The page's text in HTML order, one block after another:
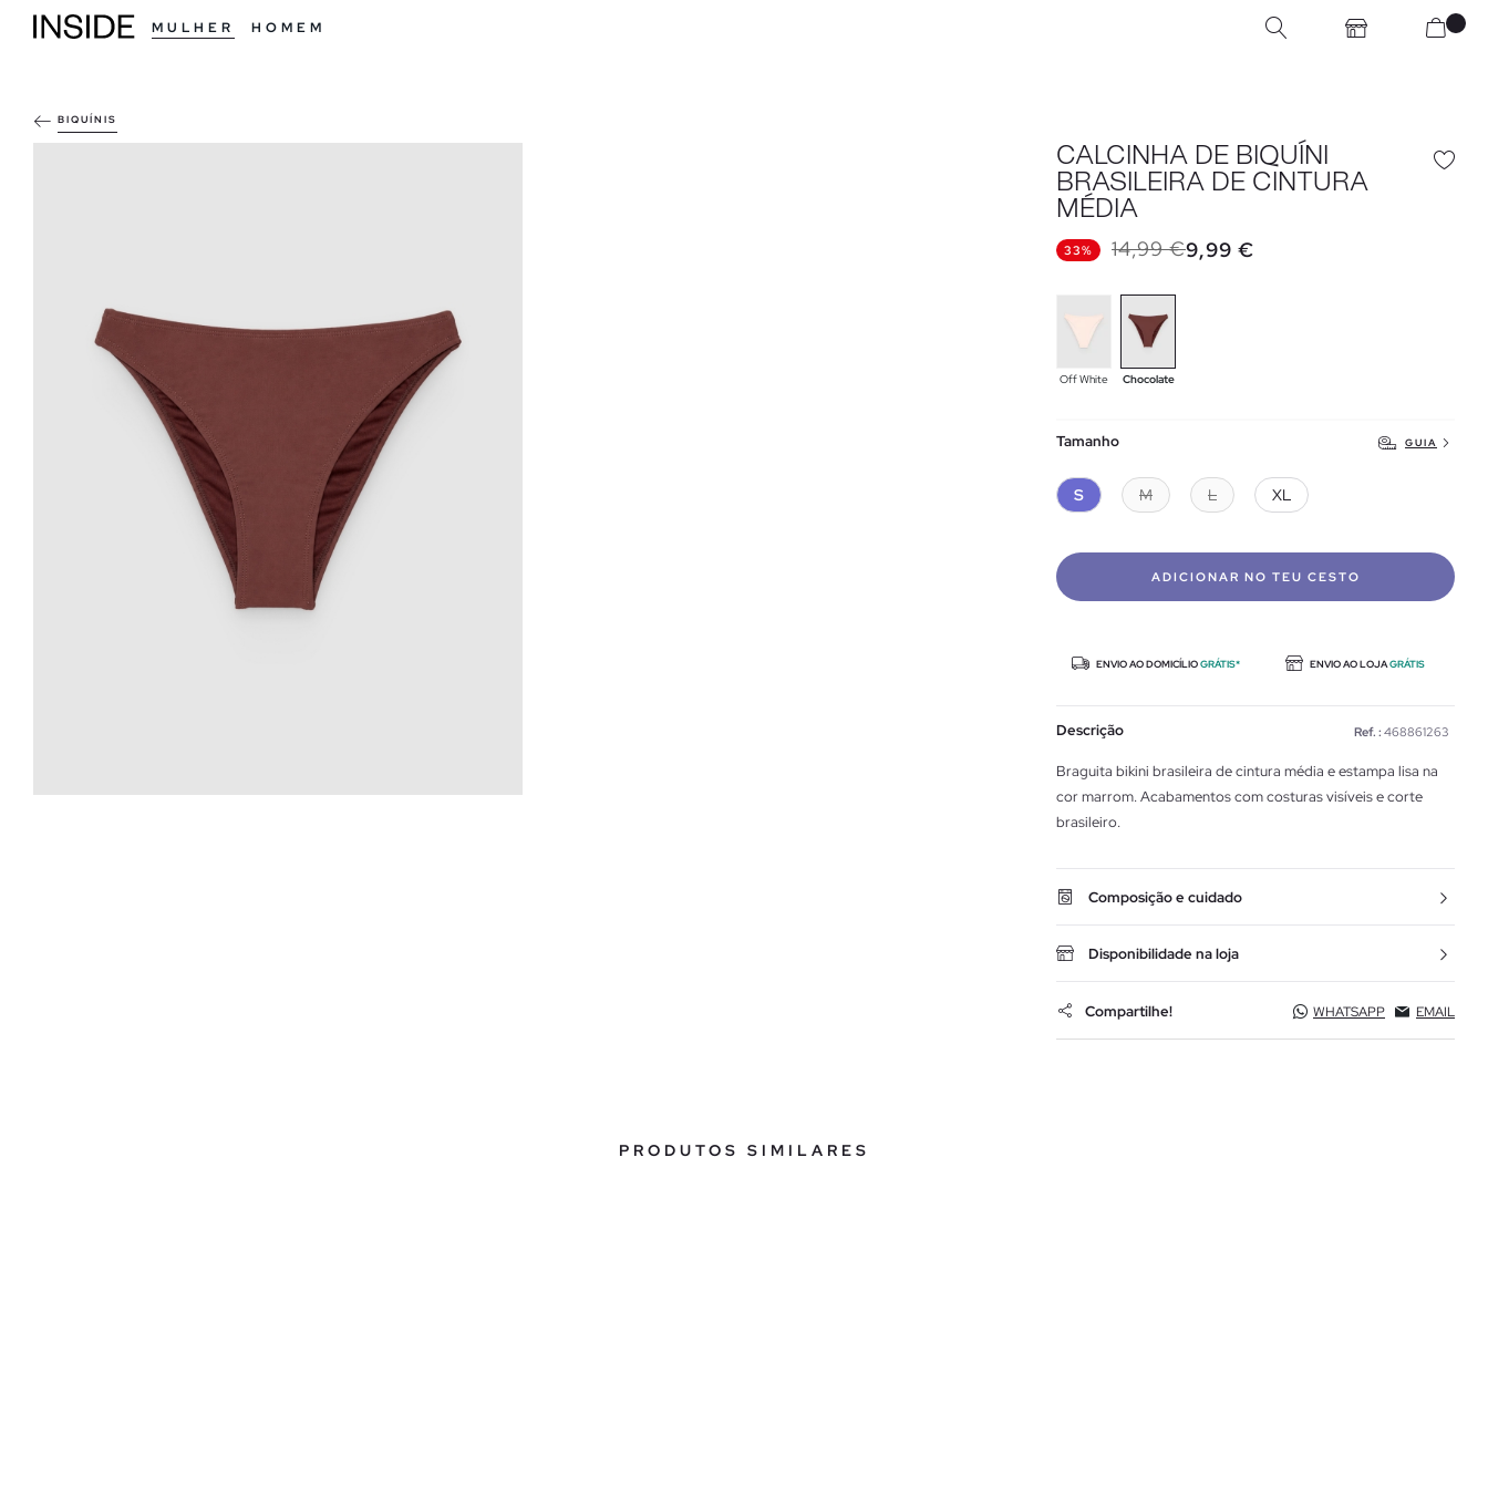
MULHER HOMEM
BIQUÍNIS
CALCINHA DE BIQUÍNI
BRASILEIRA DE CINTURA
MÉDIA
33% 14,99 €9,99 €
Off White Chocolate
Tamanho GUIA
S M L XL
ADICIONAR NO TEU CESTO
ENVIO AO DOMICÍLIOGRÁTIS* ENVIO AO LOJAGRÁTIS
Descrição Ref. : 468861263
Braguita bikini brasileira de cintura média e estampa lisa na
cor marrom. Acabamentos com costuras visíveis e corte
brasileiro.
Composição e cuidado
Disponibilidade na loja
Compartilhe! WHATSAPP EMAIL
PRODUTOS SIMILARES